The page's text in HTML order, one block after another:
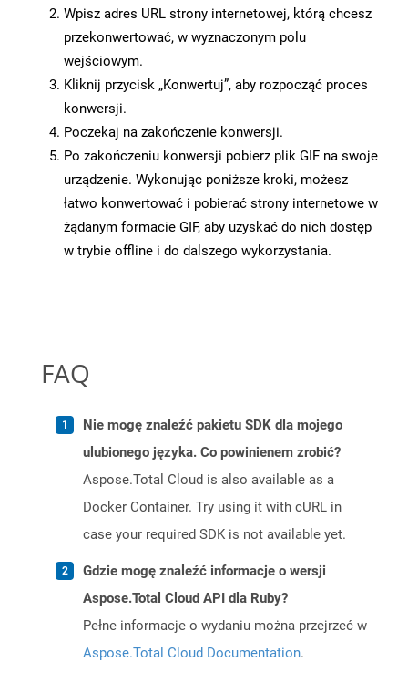
Wpisz adres URL strony internetowej, którą chcesz
przekonwertować, w wyznaczonym polu
wejściowym.
Kliknij przycisk „Konwertuj”, aby rozpocząć proces
konwersji.
Poczekaj na zakończenie konwersji.
Po zakończeniu konwersji pobierz plik GIF na swoje
urządzenie. Wykonując poniższe kroki, możesz
łatwo konwertować i pobierać strony internetowe w
żądanym formacie GIF, aby uzyskać do nich dostęp
w trybie offline i do dalszego wykorzystania.
FAQ
Nie mogę znaleźć pakietu SDK dla mojego
ulubionego języka. Co powinienem zrobić?
Aspose.Total Cloud is also available as a
Docker Container. Try using it with cURL in
case your required SDK is not available yet.
Gdzie mogę znaleźć informacje o wersji
Aspose.Total Cloud API dla Ruby?
Pełne informacje o wydaniu można przejrzeć w
Aspose.Total Cloud Documentation.